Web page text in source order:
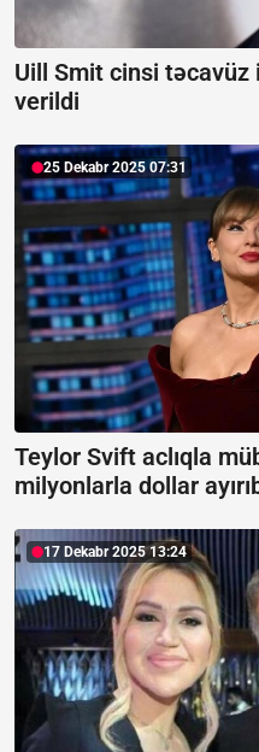
Uill Smit cinsi təcavüz
verildi
25 Dekabr 2025 07:31
Teylor Svift aclıqla
milyonlarla dollar
17 Dekabr 2025 13:24